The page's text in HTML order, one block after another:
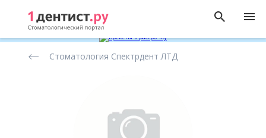
стоматологических
Стоматология Спектрдент ЛТД